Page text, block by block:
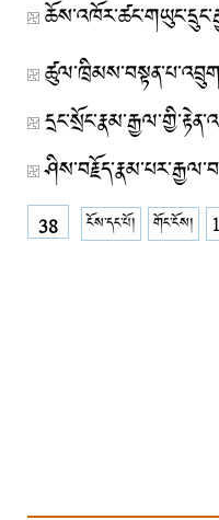
38 ངོས་དང་པོ། གོང་ངོས། 1